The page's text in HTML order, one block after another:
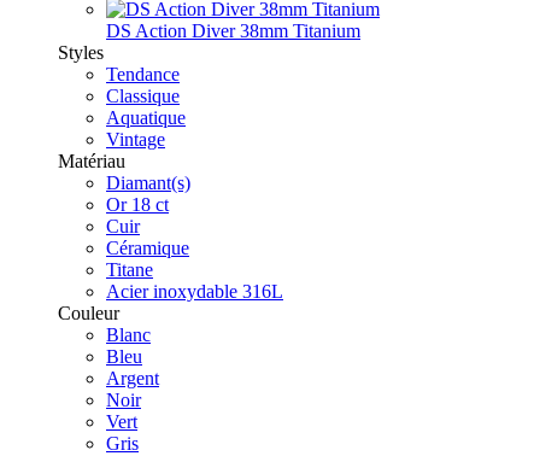
DS Action Diver 38mm Titanium
Styles
Tendance
Classique
Aquatique
Vintage
Matériau
Diamant(s)
Or 18 ct
Cuir
Céramique
Titane
Acier inoxydable 316L
Couleur
Blanc
Bleu
Argent
Noir
Vert
Gris